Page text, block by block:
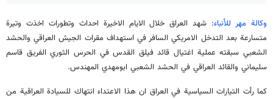
وكالة مهر للأنباء: شهد العراق خلال الايام الاخيرة احداث وتطورات اخذت وتيرة
متسارعة بعد التدخل الامريكي السافر في استهداف مقرات الجيش العراقي والحشد
الشعبي سبقته عملية اغتيال قائد فيلق القدس في الحرس الثوري الفريق قاسم
سليماني والقائد العراقي في الحشد الشعبي ابومهدي المهندس.
كما رأت التيارات السياسية في العراق ان هذا الاعتداء انتهاك للسيادة العراقية من